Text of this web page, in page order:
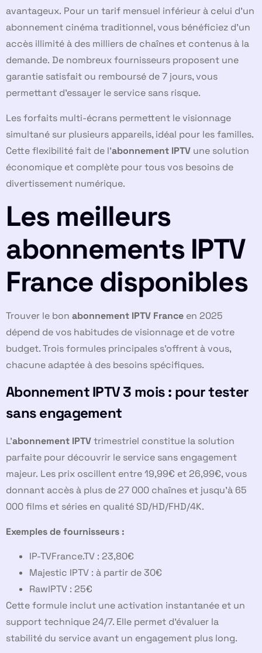
avantageux. Pour un tarif mensuel inférieur à celui d’un
abonnement cinéma traditionnel, vous bénéficiez d’un
accès illimité à des milliers de chaînes et contenus à la
demande. De nombreux fournisseurs proposent une
garantie satisfait ou remboursé de 7 jours, vous
permettant d’essayer le service sans risque.
Les forfaits multi-écrans permettent le visionnage
simultané sur plusieurs appareils, idéal pour les familles.
Cette flexibilité fait de l’abonnement IPTV une solution
économique et complète pour tous vos besoins de
divertissement numérique.
Les meilleurs
abonnements IPTV
France disponibles
Trouver le bon abonnement IPTV France en 2025
dépend de vos habitudes de visionnage et de votre
budget. Trois formules principales s’offrent à vous,
chacune adaptée à des besoins spécifiques.
Abonnement IPTV 3 mois : pour tester
sans engagement
L’abonnement IPTVtrimestriel constitue la solution
parfaite pour découvrir le service sans engagement
majeur. Les prix oscillent entre 19,99€ et 26,99€, vous
donnant accès à plus de 27 000 chaînes et jusqu’à 65
000 films et séries en qualité SD/HD/FHD/4K.
Exemples de fournisseurs :
IP-TVFrance.TV : 23,80€
Majestic IPTV : à partir de 30€
RawIPTV : 25€
Cette formule inclut une activation instantanée et un
support technique 24/7. Elle permet d’évaluer la
stabilité du service avant un engagement plus long.